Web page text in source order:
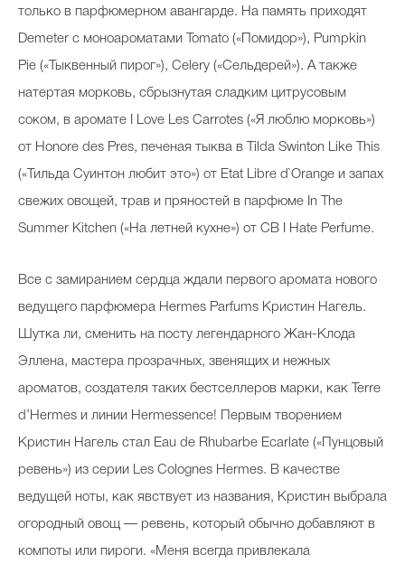
только в парфюмерном авангарде. На память приходят
Demeter с моноароматами Tomato («Помидор»), Pumpkin
Pie («Тыквенный пирог»), Celery («Сельдерей»). А также
натертая морковь, сбрызнутая сладким цитрусовым
соком, в аромате I Love Les Carrotes («Я люблю морковь»)
от Honore des Pres, печеная тыква в Tilda Swinton Like This
(«Тильда Суинтон любит это») от Etat Libre d`Orange и запах
свежих овощей, трав и пряностей в парфюме In The
Summer Kitchen («На летней кухне») от CB I Hate Perfume.
Все с замиранием сердца ждали первого аромата нового
ведущего парфюмера Hermes Parfums Кристин Нагель.
Шутка ли, сменить на посту легендарного Жан-Клода
Эллена, мастера прозрачных, звенящих и нежных
ароматов, создателя таких бестселлеров марки, как Terre
d’Hermes и линии Hermessence! Первым творением
Кристин Нагель стал Eau de Rhubarbe Ecarlate («Пунцовый
ревень») из серии Les Colognes Hermes. В качестве
ведущей ноты, как явствует из названия, Кристин выбрала
огородный овощ — ревень, который обычно добавляют в
компоты или пироги. «Меня всегда привлекала